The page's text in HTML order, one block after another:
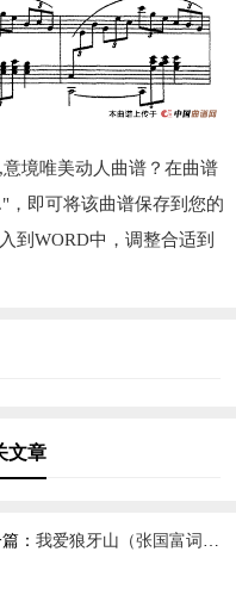
境唯美动人曲谱？在曲谱
，即可将该曲谱保存到您的
到WORD中，调整合适到
文章
： 我爱狼牙山（张国富词 胡袁萍曲）歌曲简谱,颂狼牙山爱国情